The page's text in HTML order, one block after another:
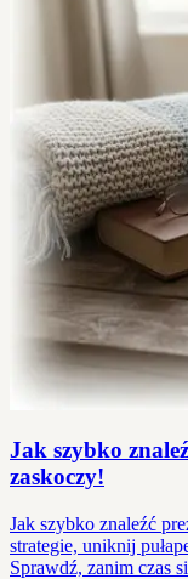
Jak szybko
zaskoczy!
Jak szybko znaleźć
strategie, uniknij
Sprawdź, zanim czas